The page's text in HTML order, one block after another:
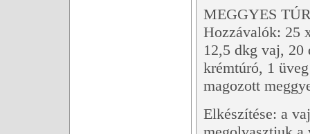
MEGGYES
Hozzávalók: 25
12,5 dkg vaj,
krémtúró, 1
magozott
Elkészítése: a